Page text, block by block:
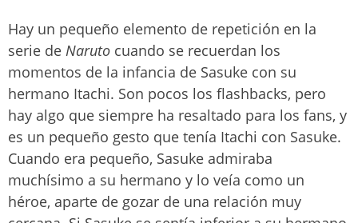
Hay un pequeño elemento de repetición en la
serie de Naruto cuando se recuerdan los
momentos de la infancia de Sasuke con su
hermano Itachi. Son pocos los flashbacks, pero
hay algo que siempre ha resaltado para los fans, y
es un pequeño gesto que tenía Itachi con Sasuke.
Cuando era pequeño, Sasuke admiraba
muchísimo a su hermano y lo veía como un
héroe, aparte de gozar de una relación muy